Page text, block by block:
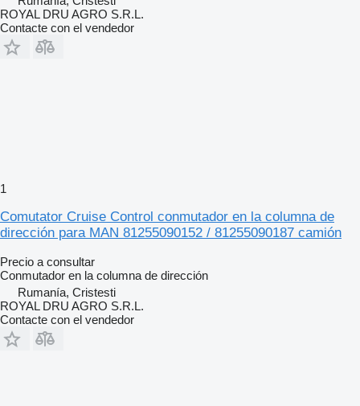
ROYAL DRU AGRO S.R.L.
Contacte con el vendedor
1
Comutator Cruise Control conmutador en la columna de
dirección para MAN 81255090152 / 81255090187 camión
Precio a consultar
Conmutador en la columna de dirección
Rumanía, Cristesti
ROYAL DRU AGRO S.R.L.
Contacte con el vendedor